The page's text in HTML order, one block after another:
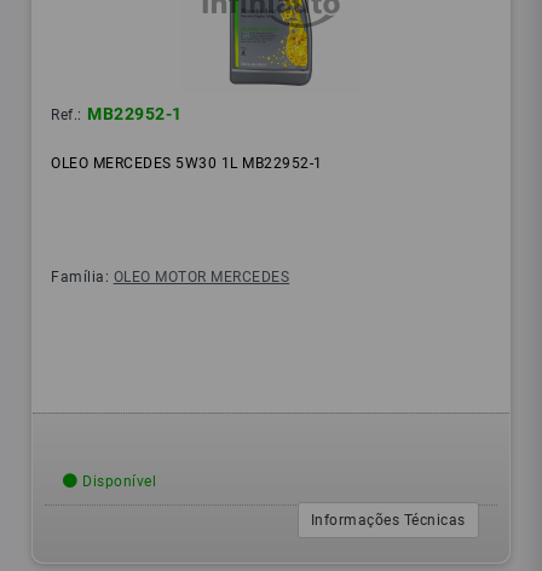
Ref.: MB22952-1
OLEO MERCEDES 5W30 1L MB22952-1
Família: OLEO MOTOR MERCEDES
Disponível
Informações Técnicas